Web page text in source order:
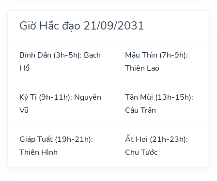
Giờ Hắc đạo 21/09/2031
Bính Dần (3h-5h): Bạch
Hổ
Mậu Thìn (7h-9h):
Thiên Lao
Kỷ Tị (9h-11h): Nguyên
Vũ
Tân Mùi (13h-15h):
Câu Trận
Giáp Tuất (19h-21h):
Thiên Hình
Ất Hợi (21h-23h):
Chu Tước